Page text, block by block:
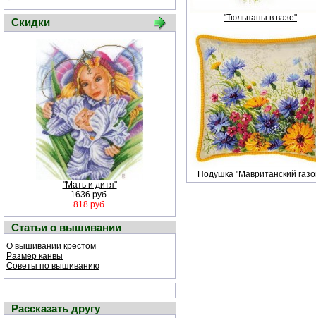
Скидки
"Мать и дитя"
1636 руб.
818 руб.
Статьи о вышивании
О вышивании крестом
Размер канвы
Советы по вышиванию
Рассказать другу
"Тюльпаны в вазе"
Подушка "Мавританский